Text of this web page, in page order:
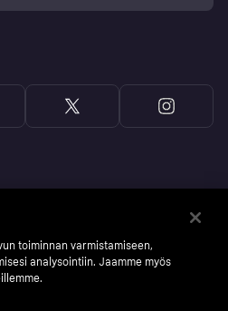
toiminnan varmistamiseen,
analysointiin. Jaamme myös